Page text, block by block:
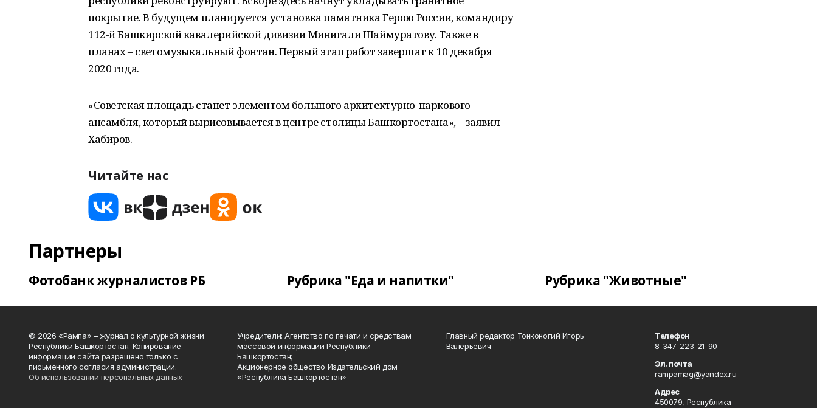
покрытие. В будущем планируется установка памятника Герою России, командиру
112-й Башкирской кавалерийской дивизии Минигали Шаймуратову. Также в
планах – светомузыкальный фонтан. Первый этап работ завершат к 10 декабря
2020 года.
«Советская площадь станет элементом большого архитектурно-паркового
ансамбля, который вырисовывается в центре столицы Башкортостана», – заявил
Хабиров.
Читайте нас
Партнеры
Фотобанк журналистов РБ Рубрика "Еда и напитки" Рубрика "Животные"
© 2026 «Рампа» – журнал о культурной жизни
Республики Башкортостан. Копирование
информации сайта разрешено только с
письменного согласия администрации.
Об использовании персональных данных
Учредители: Агентство по печати и средствам
массовой информации Республики
Башкортостан;
Акционерное общество Издательский дом
«Республика Башкортостан»
Главный редактор Тонконогий Игорь
Валерьевич
Телефон
8-347-223-21-90
Эл. почта
rampamag@yandex.ru
Адрес
450079, Республика